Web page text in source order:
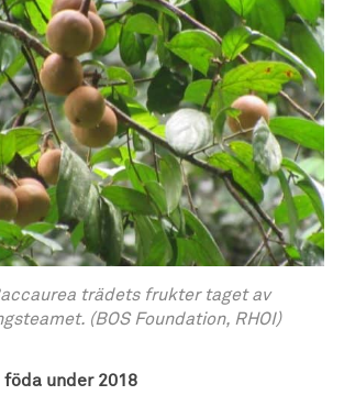
trädets frukter taget av
(BOS Foundation, RHOI)
föda under 2018